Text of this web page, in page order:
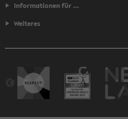
Informationen für ...
Weiteres